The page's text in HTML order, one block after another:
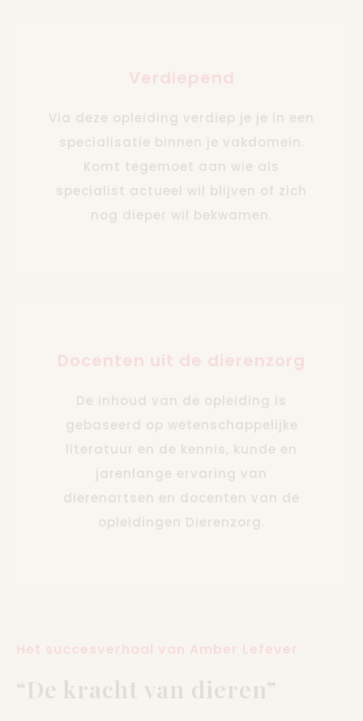
Verdiepend
Via deze opleiding verdiep je je in een
specialisatie binnen je vakdomein.
Komt tegemoet aan wie als
specialist actueel wil blijven of zich
nog dieper wil bekwamen.
Docenten uit de dierenzorg
De inhoud van de opleiding is
gebaseerd op wetenschappelijke
literatuur en de kennis, kunde en
jarenlange ervaring van
dierenartsen en docenten van de
opleidingen Dierenzorg.
Het succesverhaal van Amber Lefever
“De kracht van dieren”